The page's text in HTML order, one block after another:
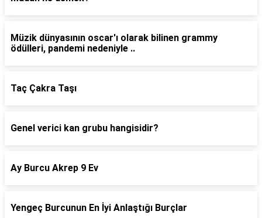
Müzik dünyasının oscar'ı olarak bilinen grammy
ödülleri, pandemi nedeniyle ..
Taç Çakra Taşı
Genel verici kan grubu hangisidir?
Ay Burcu Akrep 9 Ev
Yengeç Burcunun En İyi Anlaştığı Burçlar